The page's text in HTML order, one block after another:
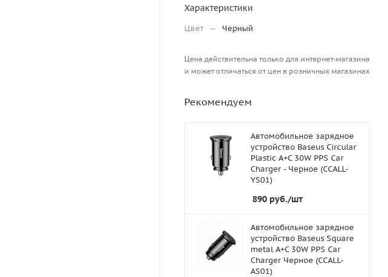
Характеристики
Цвет — Черный
Цена действительна только для интернет-магазина
и может отличаться от цен в розничных магазинах
Рекомендуем
Автомобильное зарядное
устройство Baseus Circular
Plastic A+C 30W PPS Car
Charger - Черное (CCALL-
YS01)
890 руб./шт
Автомобильное зарядное
устройство Baseus Square
metal A+C 30W PPS Car
Charger Черное (CCALL-
AS01)